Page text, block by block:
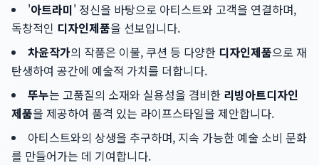
'아트라미' 정신을 바탕으로 아티스트와 고객을 연결하며,
독창적인 디자인제품을 선보입니다.
차윤작가의 작품은 이불, 쿠션 등 다양한 디자인제품으로 재
탄생하여 공간에 예술적 가치를 더합니다.
뚜누는 고품질의 소재와 실용성을 겸비한 리빙아트디자인
제품을 제공하여 품격 있는 라이프스타일을 제안합니다.
아티스트와의 상생을 추구하며, 지속 가능한 예술 소비 문화
를 만들어가는 데 기여합니다.